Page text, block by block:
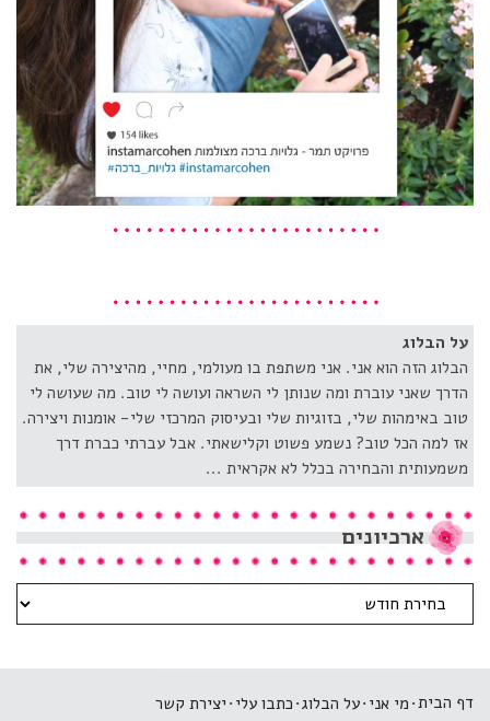
על הבלוג
הבלוג הזה הוא אני. אני משתפת בו מעולמי, מחיי, מהיצירה שלי, את
הדרך שאני עוברת ומה שנותן לי השראה ועושה לי טוב. מה שעושה לי
טוב באימהות שלי, בזוגיות שלי ובעיסוק המרכזי שלי- אומנות ויצירה.
אז למה הכל טוב? נשמע פשוט וקלישאתי. אבל עברתי כברת דרך
משמעותית והבחירה בכלל לא אקראית ...
ארכיונים
ארכיונים
דף הבית מי אני על הבלוג ​כתבו עלי יצירת קשר